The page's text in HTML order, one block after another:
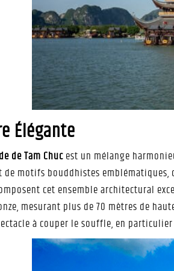
Élégante
de Tam Chucest un mélange
de motifs bouddhistes
cet ensemble architectural
mesurant plus de 70 mètres de
à couper le souffle, en